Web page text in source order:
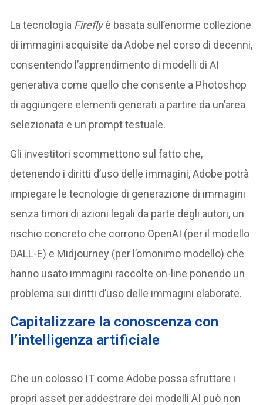
La tecnologia Fireflyè basata sull’enorme collezione
di immagini acquisite da Adobe nel corso di decenni,
consentendo l’apprendimento di modelli di AI
generativa come quello che consente a Photoshop
di aggiungere elementi generati a partire da un’area
selezionata e un prompt testuale.
Gli investitori scommettono sul fatto che,
detenendo i diritti d’uso delle immagini, Adobe potrà
impiegare le tecnologie di generazione di immagini
senza timori di azioni legali da parte degli autori, un
rischio concreto che corrono OpenAI (per il modello
DALL-E) e Midjourney (per l’omonimo modello) che
hanno usato immagini raccolte on-line ponendo un
problema sui diritti d’uso delle immagini elaborate.
Capitalizzare la conoscenza con
l’intelligenza artificiale
Che un colosso IT come Adobe possa sfruttare i
propri asset per addestrare dei modelli AI può non